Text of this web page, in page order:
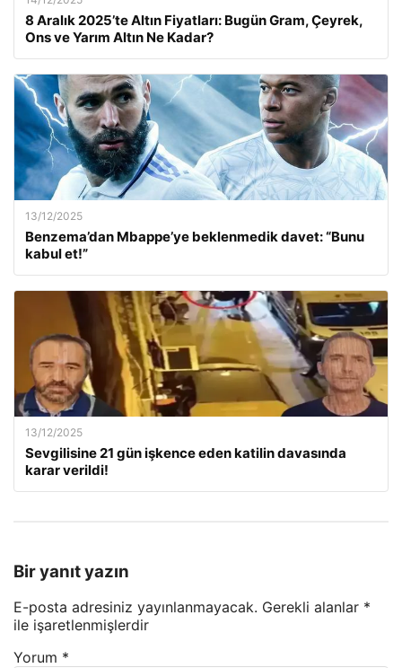
8 Aralık 2025’te Altın Fiyatları: Bugün Gram, Çeyrek,
Ons ve Yarım Altın Ne Kadar?
13/12/2025
Benzema’dan Mbappe’ye beklenmedik davet: “Bunu
kabul et!”
13/12/2025
Sevgilisine 21 gün işkence eden katilin davasında
karar verildi!
Bir yanıt yazın
E-posta adresiniz yayınlanmayacak. Gerekli alanlar *
ile işaretlenmişlerdir
Yorum *